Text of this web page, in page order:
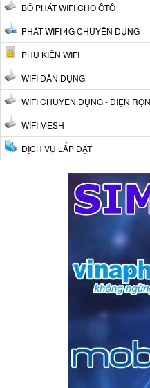
BỘ PHÁT WIFI CHO ÔTÔ
PHÁT WIFI 4G CHUYÊN DỤNG
PHỤ KIỆN WIFI
WIFI DÂN DỤNG
WIFI CHUYÊN DỤNG - DIỆN
WIFI MESH
DỊCH VỤ LẮP ĐẶT